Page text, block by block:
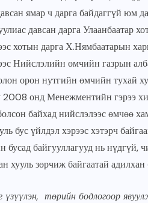
ямар ч дарга байдаггүй юм
давсан дарга Улаанбаатар
хотын дарга Х.Нямбаатарын
Нийслэлийн өмчийн газрын
орон нутгийн өмчийн тухай
2008 онд Менежментийн гэрээ
байхад нийслэлээс өмчөө
бус үйлдэл хэрээс хэтэрч
байгууллагууд нь нүдгүй,
хууль зөрчиж байгаатай адилхан
үзүүлэн, төрийн бодлогоор